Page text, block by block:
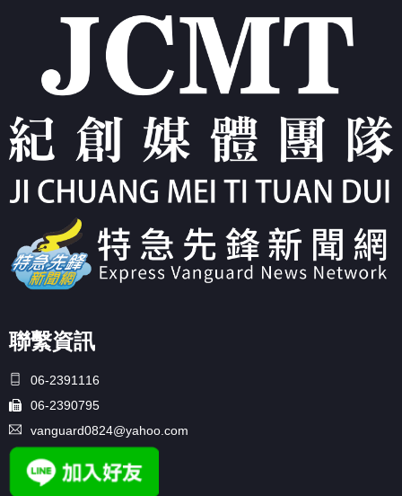
聯繫資訊
06-2391116
06-2390795
vanguard0824@yahoo.com